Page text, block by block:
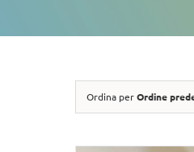
Ordina perOrdine